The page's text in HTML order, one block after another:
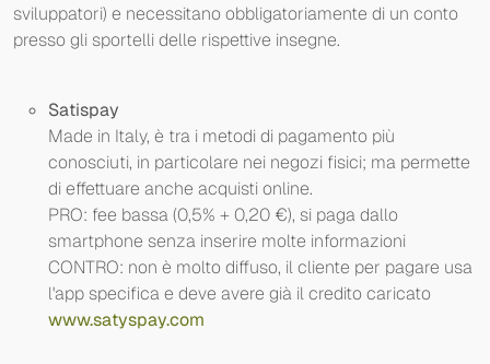
sviluppatori) e necessitano obbligatoriamente di un conto
presso gli sportelli delle rispettive insegne.
Satispay
Made in Italy, è tra i metodi di pagamento più
conosciuti, in particolare nei negozi fisici; ma permette
di effettuare anche acquisti online.
PRO: fee bassa (0,5% + 0,20 €), si paga dallo
smartphone senza inserire molte informazioni
CONTRO: non è molto diffuso, il cliente per pagare usa
l'app specifica e deve avere già il credito caricato
www.satyspay.com